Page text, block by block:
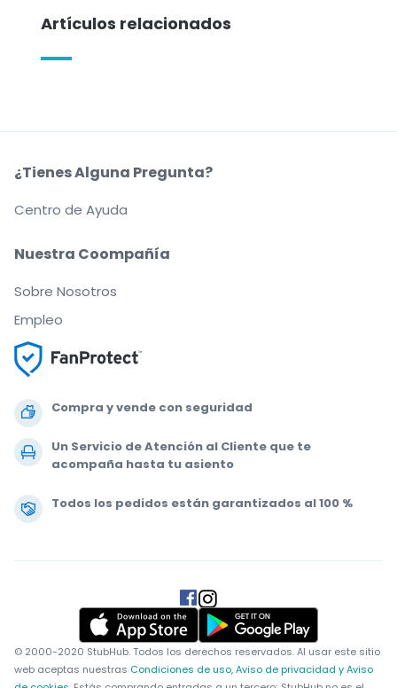
Artículos relacionados
Compra y vende con seguridad
Un Servicio de Atención al Cliente que te
acompaña hasta tu asiento
Todos los pedidos están garantizados al 100 %
Nuestra Coompañía
Sobre Nosotros
Empleo
¿Tienes Alguna Pregunta?
Centro de Ayuda
© 2000-2020 StubHub. Todos los derechos reservados. Al usar este sitio
web aceptas nuestras Condiciones de uso, Aviso de privacidad y Aviso
.
.
.